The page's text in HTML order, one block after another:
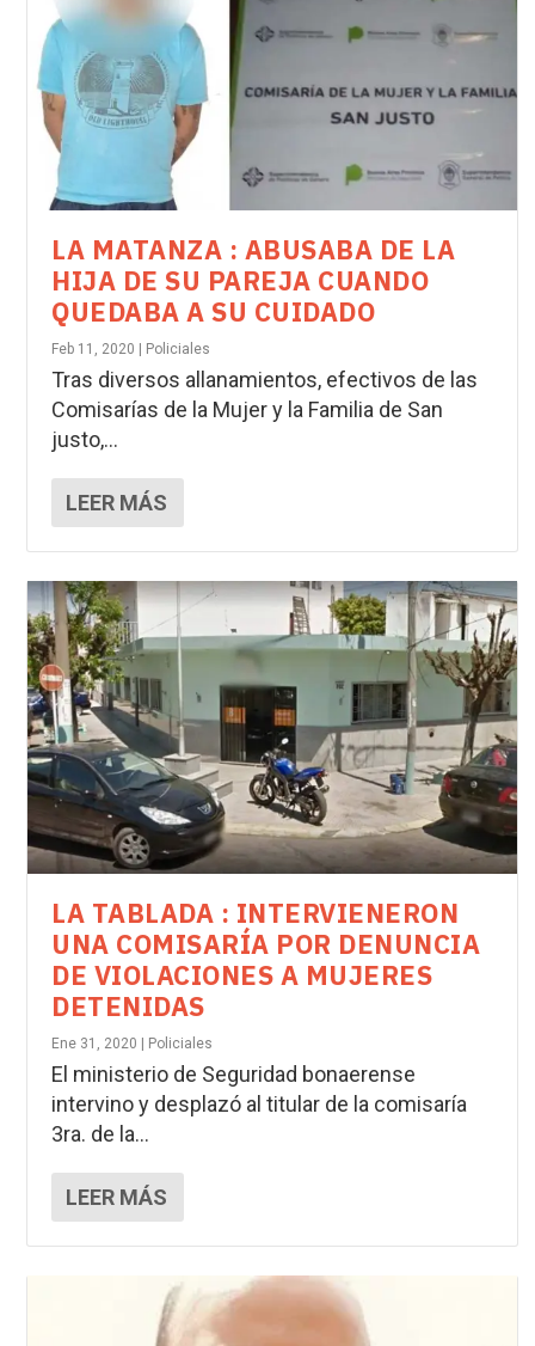
LA MATANZA : ABUSABA DE LA
HIJA DE SU PAREJA CUANDO
QUEDABA A SU CUIDADO
Feb 11, 2020 | Policiales
Tras diversos allanamientos, efectivos de las
Comisarías de la Mujer y la Familia de San
justo,...
LEER MÁS
LA TABLADA : INTERVIENERON
UNA COMISARÍA POR DENUNCIA
DE VIOLACIONES A MUJERES
DETENIDAS
Ene 31, 2020 Policiales
El ministerio de Seguridad bonaerense
intervino y desplazó al titular de la comisaría
3ra. de la...
LEER MÁS